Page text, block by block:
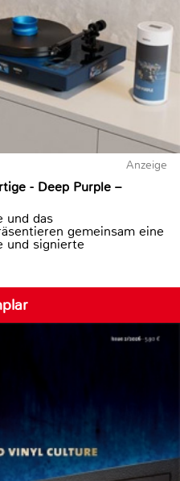
Anzeige
- Deep Purple –
und das
gemeinsam eine
und signierte